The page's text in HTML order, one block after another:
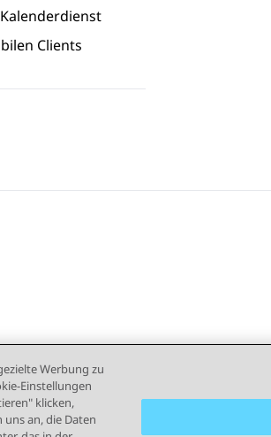
Clients
Werbung zu
Einstellungen
klicken,
an, die Daten